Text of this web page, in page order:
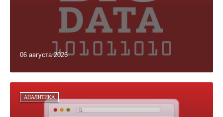
06 августа 2026
АНАЛИТИКА